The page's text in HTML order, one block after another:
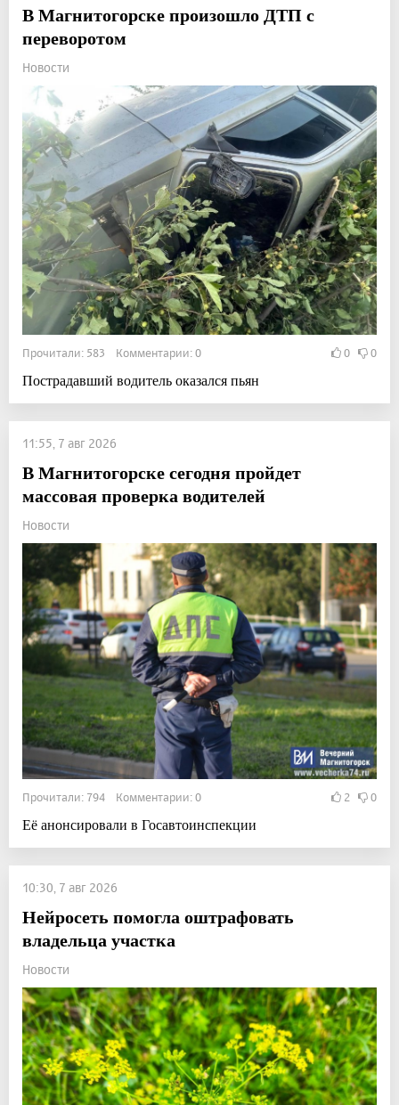
В Магнитогорске произошло ДТП с
переворотом
Новости
Прочитали: 583 Комментарии: 0 0 0
Пострадавший водитель оказался пьян
11:55, 7 авг 2026
В Магнитогорске сегодня пройдет
массовая проверка водителей
Новости
Прочитали: 794 Комментарии: 0 2 0
Её анонсировали в Госавтоинспекции
10:30, 7 авг 2026
Нейросеть помогла оштрафовать
владельца участка
Новости